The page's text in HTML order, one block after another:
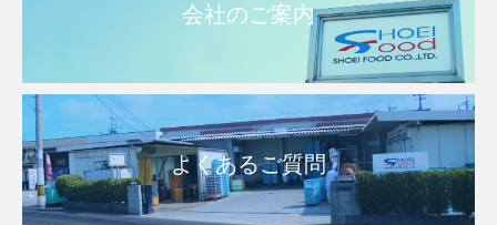
会社のご案内
よくあるご質問